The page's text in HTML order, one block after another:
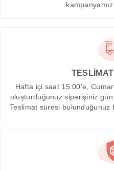
Hafta içi saat 15:00'e,
oluşturduğunuz siparişiniz
Teslimat süresi bulunduğunuz